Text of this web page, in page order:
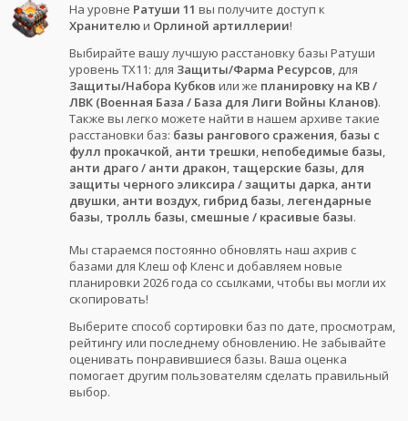
На уровне Ратуши 11 вы получите доступ к
Хранителюи Орлиной артиллерии!
Выбирайте вашу лучшую расстановку базы Ратуши
уровень ТХ11: для Защиты/Фарма Ресурсов, для
Защиты/Набора Кубков или же планировку на КВ /
ЛВК (Военная База / База для Лиги Войны Кланов).
Также вы легко можете найти в нашем архиве такие
расстановки баз: базы рангового сражения, базы с
фулл прокачкой, анти трешки, непобедимые базы,
анти драго / анти дракон, тащерские базы, для
защиты черного эликсира / защиты дарка, анти
двушки, анти воздух, гибрид базы,легендарные
базы, тролль базы, смешные / красивые базы.
Мы стараемся постоянно обновлять наш ахрив с
базами для Клеш оф Кленс и добавляем новые
планировки 2026 года со ссылками, чтобы вы могли их
скопировать!
Выберите способ сортировки баз по дате, просмотрам,
рейтингу или последнему обновлению. Не забывайте
оценивать понравившиеся базы. Ваша оценка
помогает другим пользователям сделать правильный
выбор.